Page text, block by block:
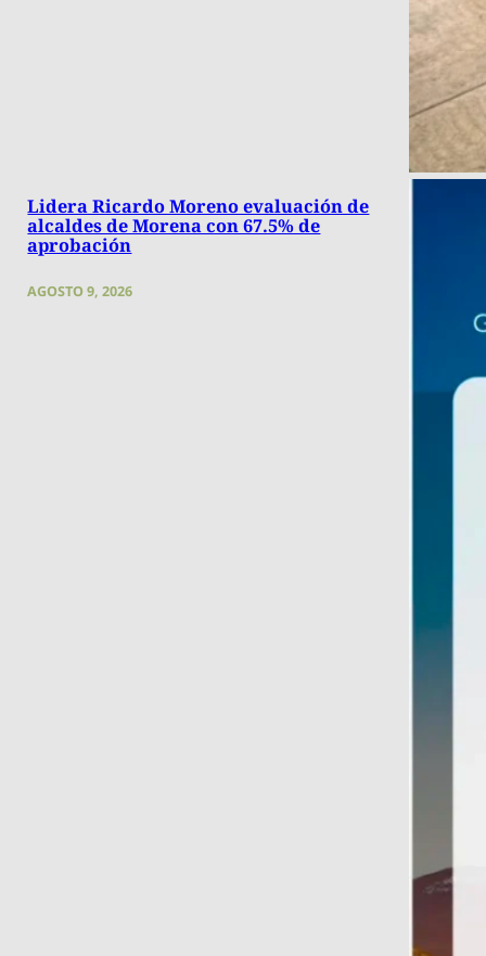
Lidera Ricardo Moreno evaluación de
alcaldes de Morena con 67.5% de
aprobación
AGOSTO 9, 2026